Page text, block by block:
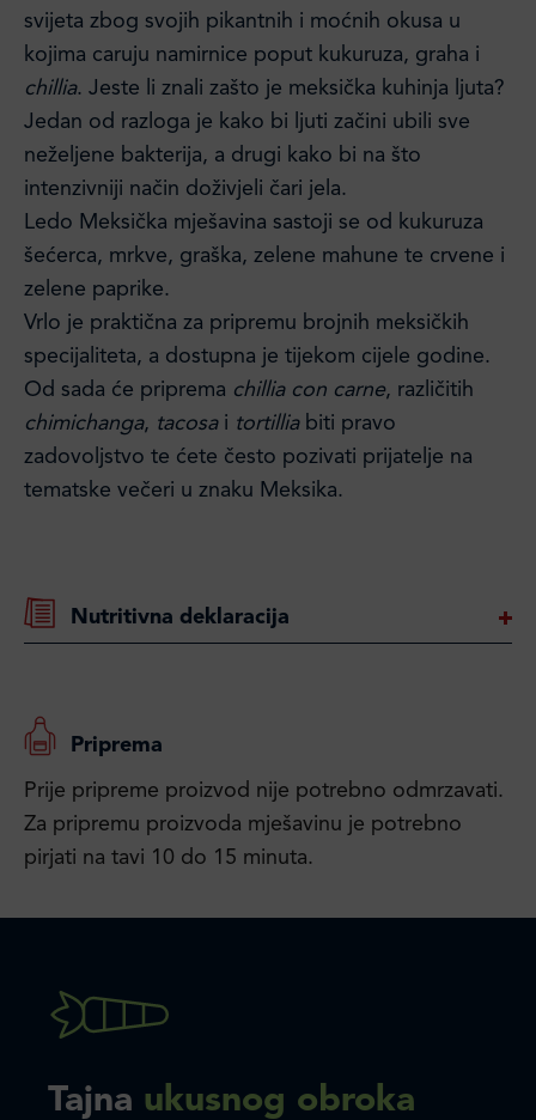
svijeta zbog svojih pikantnih i moćnih okusa u
kojima caruju namirnice poput kukuruza, graha i
chillia. Jeste li znali zašto je meksička kuhinja ljuta?
Jedan od razloga je kako bi ljuti začini ubili sve
neželjene bakterija, a drugi kako bi na što
intenzivniji način doživjeli čari jela.
Ledo Meksička mješavina sastoji se od kukuruza
šećerca, mrkve, graška, zelene mahune te crvene i
zelene paprike.
Vrlo je praktična za pripremu brojnih meksičkih
specijaliteta, a dostupna je tijekom cijele godine.
Od sada će priprema chillia con carne, različitih
chimichanga, tacosai tortilliabiti pravo
zadovoljstvo te ćete često pozivati prijatelje na
tematske večeri u znaku Meksika.
Nutritivna deklaracija
Priprema
Prije pripreme proizvod nije potrebno odmrzavati.
Za pripremu proizvoda mješavinu je potrebno
pirjati na tavi 10 do 15 minuta.
Tajna ukusnog obroka